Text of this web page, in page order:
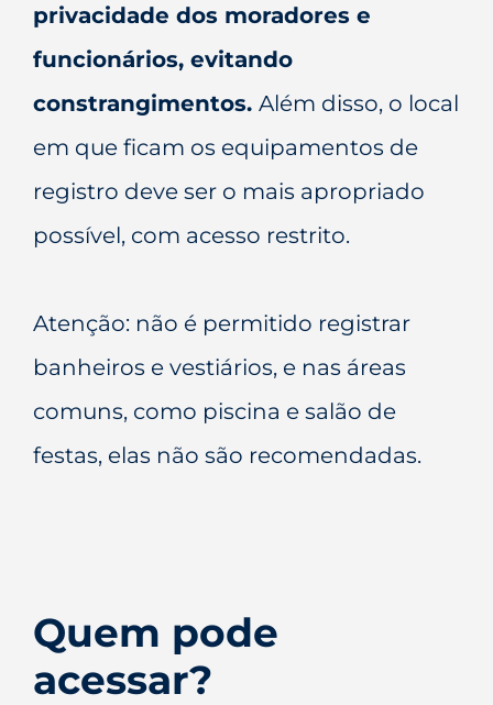
privacidade dos moradores e
funcionários, evitando
constrangimentos. Além disso, o local
em que ficam os equipamentos de
registro deve ser o mais apropriado
possível, com acesso restrito.
Atenção: não é permitido registrar
banheiros e vestiários, e nas áreas
comuns, como piscina e salão de
festas, elas não são recomendadas.
Quem pode
acessar?